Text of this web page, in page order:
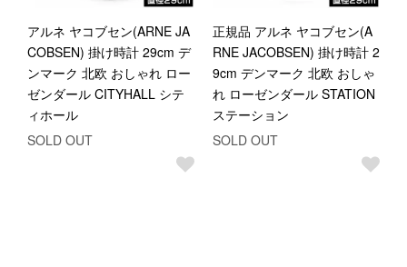
アルネ ヤコブセン(ARNE JA
COBSEN) 掛け時計 29cm デ
ンマーク 北欧 おしゃれ ロー
ゼンダール CITYHALL シテ
ィホール
SOLD OUT
正規品 アルネ ヤコブセン(A
RNE JACOBSEN) 掛け時計 2
9cm デンマーク 北欧 おしゃ
れ ローゼンダール STATION
ステーション
SOLD OUT